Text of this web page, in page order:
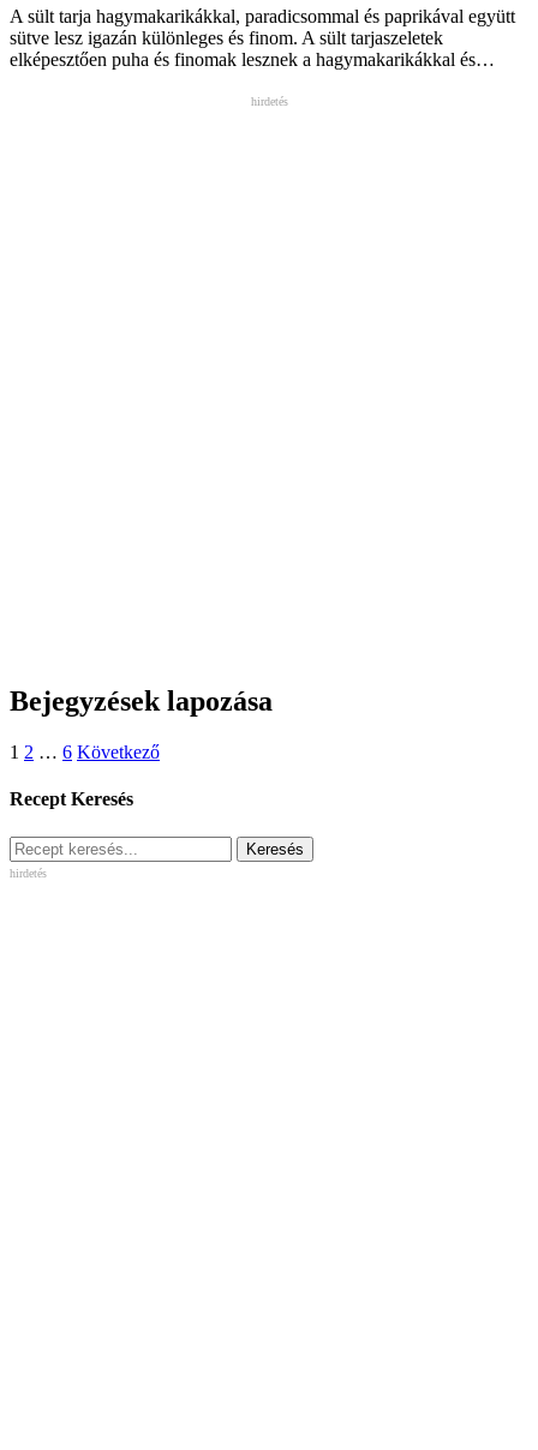
A sült tarja hagymakarikákkal, paradicsommal és paprikával együtt
sütve lesz igazán különleges és finom. A sült tarjaszeletek
elképesztően puha és finomak lesznek a hagymakarikákkal és…
hirdetés
Bejegyzések lapozása
1 2 … 6 Következő
Recept Keresés
hirdetés